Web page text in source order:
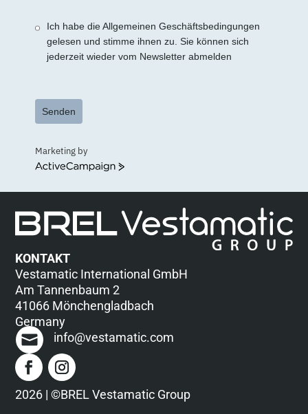
Ich habe die Allgemeinen Geschäftsbedingungen
gelesen und stimme ihnen zu. Sie können sich
jederzeit wieder vom Newsletter abmelden
Senden
Marketing by
ActiveCampaign
KONTAKT
Vestamatic International GmbH
Am Tannenbaum 2
41066 Mönchengladbach
Germany
info@vestamatic.com
2026 | ©BREL Vestamatic Group